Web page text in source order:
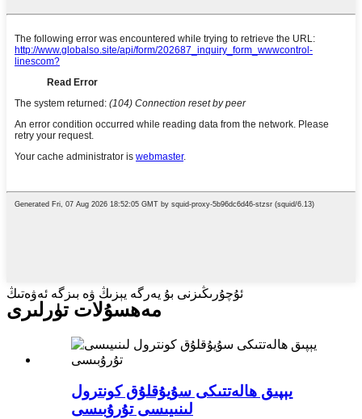
ئۇچۇرىڭىزنى بۇ يەرگە يېزىڭ ۋە بىزگە ئەۋەتىڭ
مەھسۇلات تۈرلىرى
يېپىق ھالەتتىكى سۇيۇقلۇق كونترول
لىنىيىسى تۇرۇبىسى